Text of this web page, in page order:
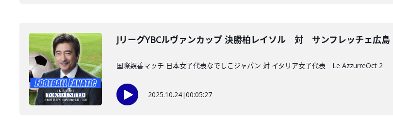
JリーグYBCルヴァンカップ 決勝柏レイソル 対 サンフレッチェ広島
国際親善マッチ 日本女子代表なでしこジャパン 対 イタリア女子代表 Le AzzurreOct 2
2025.10.24|00:05:27